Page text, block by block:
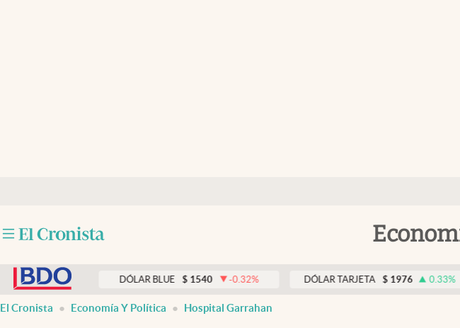
Otras secciones
% DÓLAR BLUE $ 1540 -0.32 % DÓLAR TARJETA $ 1976 0.33%
El Cronista Economía Y Política Hospital Garrahan